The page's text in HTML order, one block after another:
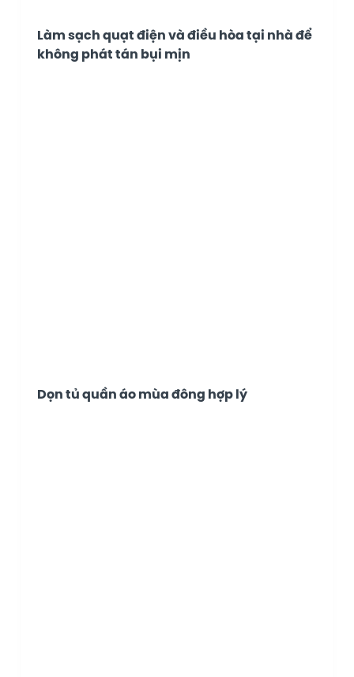
Làm sạch quạt điện và điều hòa tại nhà để
không phát tán bụi mịn
Dọn tủ quần áo mùa đông hợp lý